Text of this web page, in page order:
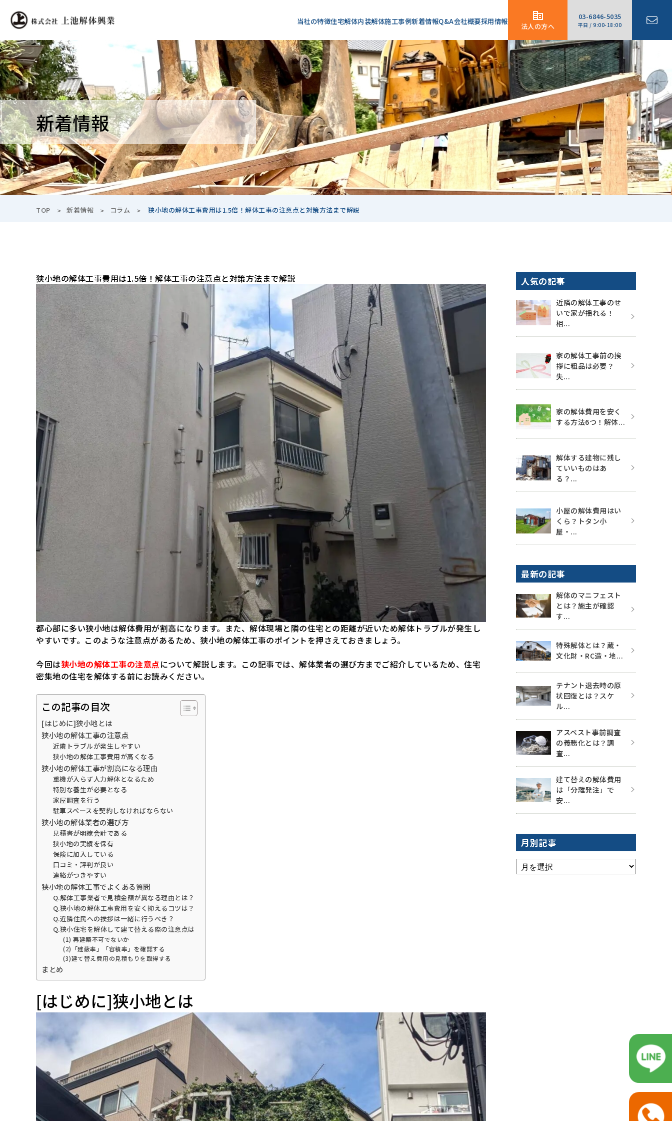
当社の特徴住宅解体内装解体施工事例新着情報Q&A会社概要採用情報 法人の方へ
03-6846-5035
平日 / 9:00-18:00
新着情報
TOP 新着情報 コラム 狭小地の解体工事費用は1.5倍！解体工事の注意点と対策方法まで解説
狭小地の解体工事費用は1.5倍！解体工事の注意点と対策方法まで解説
都心部に多い狭小地は解体費用が割高になります。また、解体現場と隣の住宅との距離が近いため解体トラブルが発生し
やすいです。このような注意点があるため、狭小地の解体工事のポイントを押さえておきましょう。
今回は狭小地の解体工事の注意点について解説します。この記事では、解体業者の選び方までご紹介しているため、住宅
密集地の住宅を解体する前にお読みください。
この記事の目次
[はじめに]狭小地とは
狭小地の解体工事の注意点
近隣トラブルが発生しやすい
狭小地の解体工事費用が高くなる
狭小地の解体工事が割高になる理由
重機が入らず人力解体となるため
特別な養生が必要となる
家屋調査を行う
駐車スペースを契約しなければならない
狭小地の解体業者の選び方
見積書が明瞭会計である
狭小地の実績を保有
保険に加入している
口コミ・評判が良い
連絡がつきやすい
狭小地の解体工事でよくある質問
Q.解体工事業者で見積金額が異なる理由とは？
Q.狭小地の解体工事費用を安く抑えるコツは？
Q.近隣住民への挨拶は一緒に行うべき？
Q.狭小住宅を解体して建て替える際の注意点は
(1) 再建築不可でないか
(2)「建蔽率」「容積率」を確認する
(3)建て替え費用の見積もりを取得する
まとめ
[はじめに]狭小地とは
人気の記事
近隣の解体工事のせ
いで家が揺れる！
相...
家の解体工事前の挨
拶に粗品は必要？
失...
家の解体費用を安く
する方法6つ！解体...
解体する建物に残し
ていいものはあ
る？...
小屋の解体費用はい
くら？トタン小
屋・...
最新の記事
解体のマニフェスト
とは？施主が確認
す...
特殊解体とは？蔵・
文化財・RC造・地...
テナント退去時の原
状回復とは？スケ
ル...
アスベスト事前調査
の義務化とは？調
査...
建て替えの解体費用
は「分離発注」で
安...
月別記事